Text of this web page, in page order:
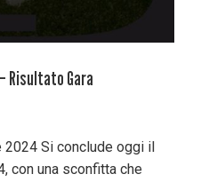
Risultato Gara
2024 Si conclude oggi il
con una sconfitta che